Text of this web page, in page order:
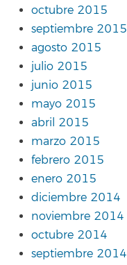
octubre 2015
septiembre 2015
agosto 2015
julio 2015
junio 2015
mayo 2015
abril 2015
marzo 2015
febrero 2015
enero 2015
diciembre 2014
noviembre 2014
octubre 2014
septiembre 2014